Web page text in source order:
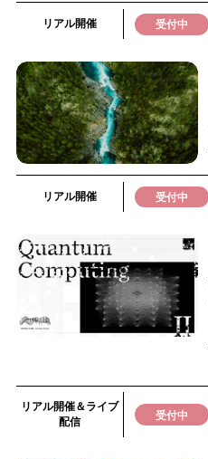
リアル開催 受付中
リアル開催 受付中
リアル開催＆ライブ
配信
受付中